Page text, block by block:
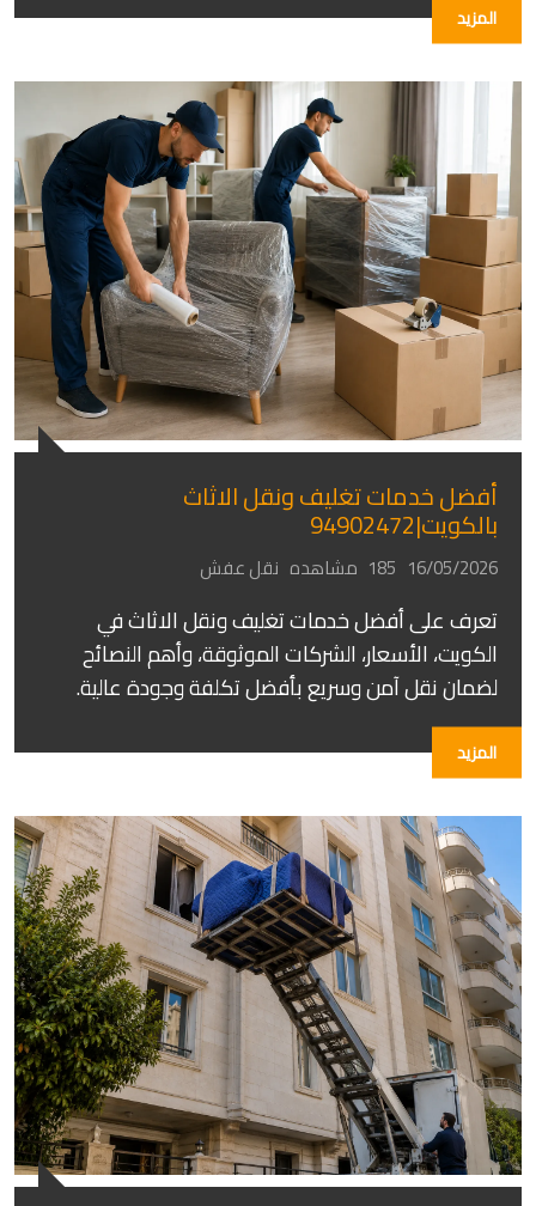
المزيد
أفضل خدمات تغليف ونقل الاثاث
بالكويت|94902472
16/05/2026 185 مشاهده نقل عفش
تعرف على أفضل خدمات تغليف ونقل الاثاث في
الكويت، الأسعار، الشركات الموثوقة، وأهم النصائح
لضمان نقل آمن وسريع بأفضل تكلفة وجودة عالية.
المزيد